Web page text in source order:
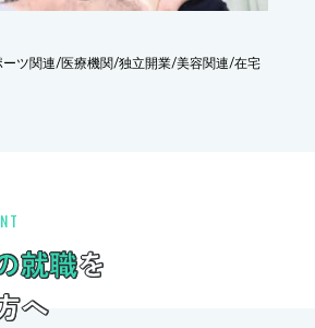
ーツ関連/医療機関/独立開業/美容関連/在宅
就職を
へ